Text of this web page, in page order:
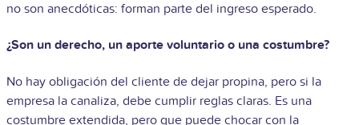
no son anecdóticas: forman parte del ingreso esperado.
¿Son un derecho, un aporte voluntario o una costumbre?
No hay obligación del cliente de dejar propina, pero si la
empresa la canaliza, debe cumplir reglas claras. Es una
costumbre extendida, pero que puede chocar con la